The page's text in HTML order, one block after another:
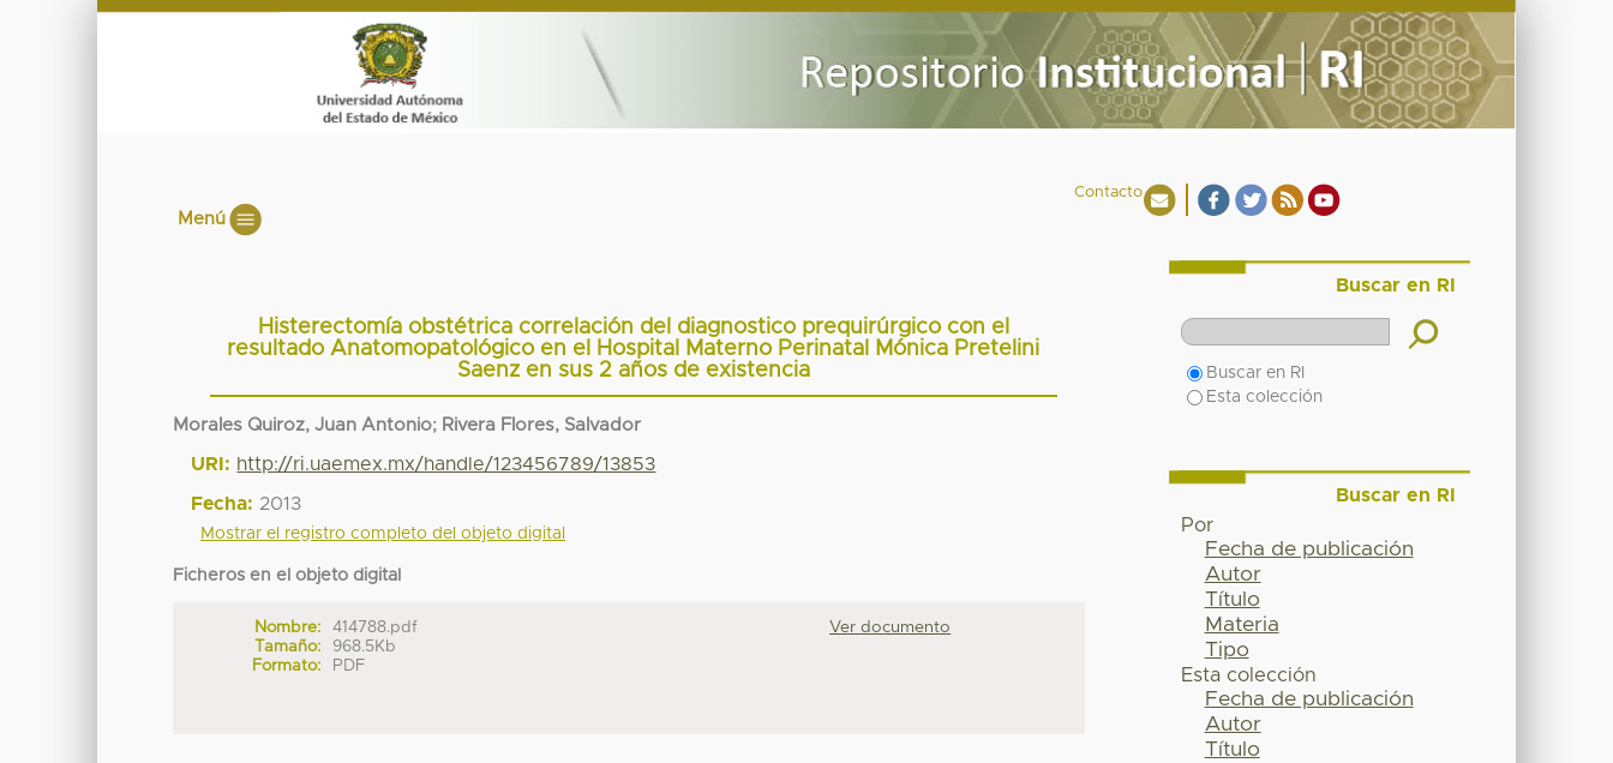
Contacto
Menú
Histerectomía obstétrica correlación del diagnostico prequirúrgico con el
resultado Anatomopatológico en el Hospital Materno Perinatal Mónica Pretelini
Saenz en sus 2 años de existencia
Morales Quiroz, Juan Antonio; Rivera Flores, Salvador
URI: http://ri.uaemex.mx/handle/123456789/13853
Fecha: 2013
Mostrar el registro completo del objeto digital
Ficheros en el objeto digital
Nombre:
414788.pdf
Tamaño:
968.5Kb
Formato:
PDF
Ver documento
Buscar en RI
Buscar en RI
Esta colección
Buscar en RI
Por
Fecha de publicación
Autor
Título
Materia
Tipo
Esta colección
Fecha de publicación
Autor
Título